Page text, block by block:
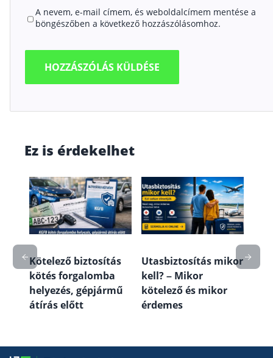
A nevem, e-mail címem, és weboldalcímem mentése a
böngészőben a következő hozzászólásomhoz.
Ez is érdekelhet
és
Kötelező biztosítás
kötés forgalomba
helyezés, gépjármű
átírás előtt
Utasbiztosítás mikor
kell? – Mikor
kötelező és mikor
érdemes